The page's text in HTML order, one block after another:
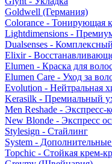
Goldwell (Германия)
Colorance - Тонирующая
Lightdimensions -
Dualsenses -
Elixir -
Elumen - Краска для
Elumen Care - Уход за
Evolution - Нейтральная
Kerasilk - Премиальный
Men Reshade - Экспресс-
New Blonde - Экспресс
Stylesign - Стайлинг
System -
Topchic - Стойкая крем-